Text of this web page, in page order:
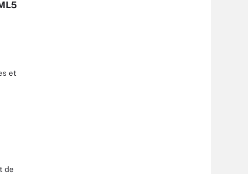
et
de